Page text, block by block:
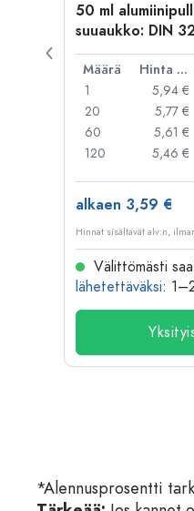
50 ml
suuaukko: DIN
Määrä Hinta per kpl
1
5,94 €
20
5,77 €
60
5,61 €
120
5,46 €
alkaen 3,59 €
Hinnat sisältävät alv:n,
Välittömästi
lähetettäväksi:
*Alennusprosentti